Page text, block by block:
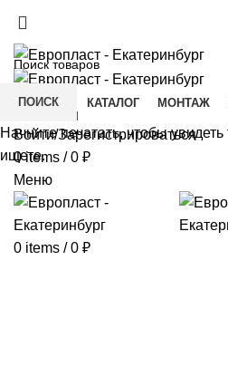
ГЛАВНАЯ КАТАЛОГ МОНТАЖ
КОНТАКТЫ
Войти/Зарегистрироваться
0items / 0 ₽
Меню
0 items / 0 ₽
ПОИСК
Начните печатать, чтобы
ищете.